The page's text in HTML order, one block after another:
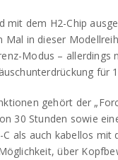
mit dem H2-Chip
Mal in dieser
Modus – allerdings
für
gehört der
30 Stunden sowie
als auch kabellos
über